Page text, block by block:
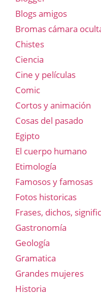
Blogs amigos
Bromas cámara
Chistes
Ciencia
Cine y películas
Comic
Cortos y animación
Cosas del pasado
Egipto
El cuerpo humano
Etimología
Famosos y famosas
Fotos historicas
Frases, dichos,
Gastronomía
Geología
Gramatica
Grandes mujeres
Historia